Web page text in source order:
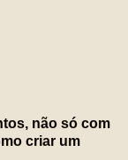
não só com
criar um